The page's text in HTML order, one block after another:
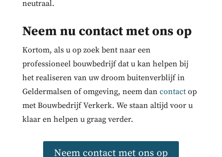
neutraal.
Neem nu contact met ons op
Kortom, als u op zoek bent naar een
professioneel bouwbedrijf dat u kan helpen bij
het realiseren van uw droom buitenverblijf in
Geldermalsen of omgeving, neem dan contactop
met Bouwbedrijf Verkerk. We staan altijd voor u
klaar en helpen u graag verder.
Neem contact met ons op